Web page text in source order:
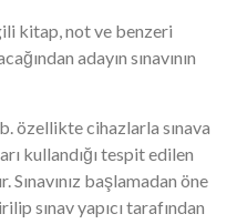
kitap, not ve benzeri
adayın sınavının
özellikte cihazlarla sınava
kullandığı tespit edilen
Sınavınız başlamadan öne
sınav yapıcı tarafından